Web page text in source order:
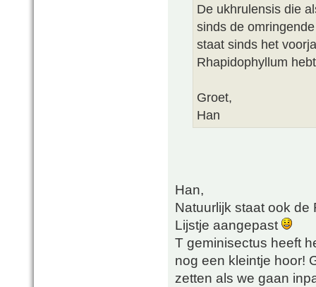
De ukhrulensis die
sinds de
staat sinds het
Rhapidophyllum
Groet,
Han
Han,
Natuurlijk staat ook
Lijstje aangepast
T geminisectus heeft
nog een kleintje hoor!
zetten als we gaan